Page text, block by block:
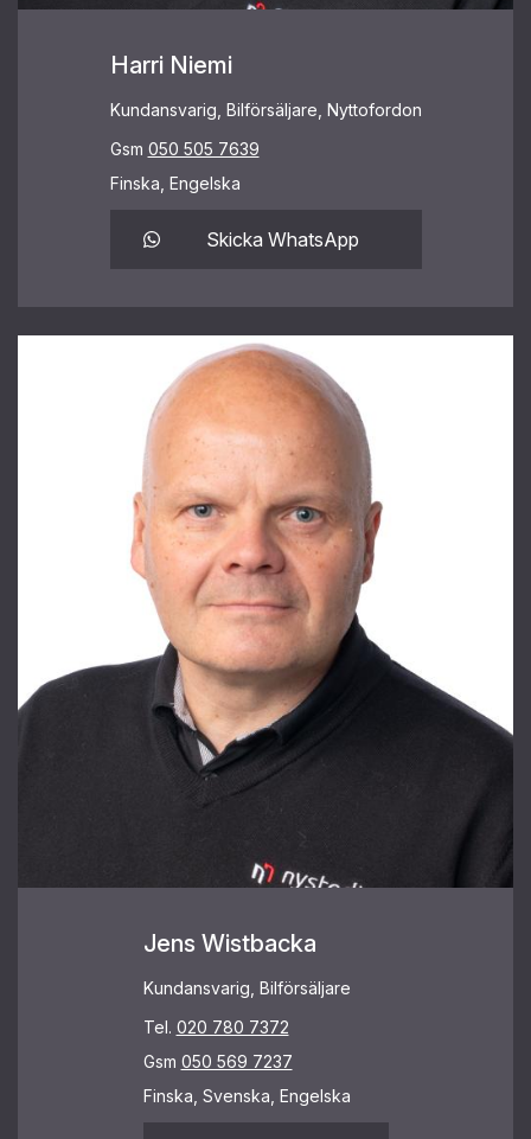
Harri Niemi
Kundansvarig, Bilförsäljare, Nyttofordon
Gsm 050 505 7639
Finska, Engelska
Skicka WhatsApp
Jens Wistbacka
Kundansvarig, Bilförsäljare
Tel. 020 780 7372
Gsm 050 569 7237
Finska, Svenska, Engelska